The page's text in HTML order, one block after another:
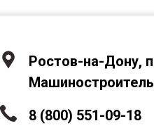
Ростов-на-Дону,
8 (800) 551-09-18